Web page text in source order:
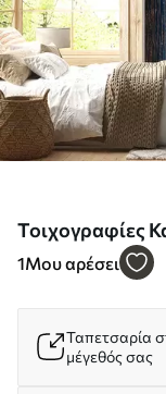
Τοιχογραφίες
u59478d1
1Μου αρέσει
Ταπετσαρία
μέγεθός σας